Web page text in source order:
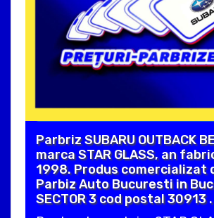
Parbriz SUBARU OUTBACK
marca STAR GLASS, an
1998. Produs comercializat
Parbiz Auto Bucuresti in
SECTOR 3 cod postal 30913 .